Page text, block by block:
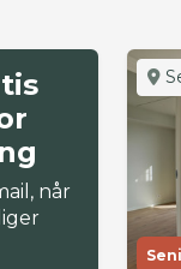
når